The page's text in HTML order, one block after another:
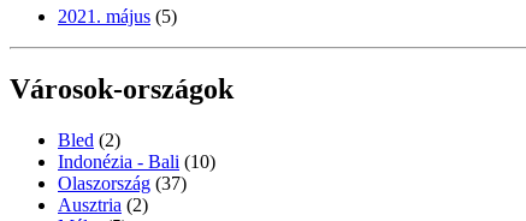
2021. május (5)
Városok-országok
Bled (2)
Indonézia - Bali (10)
Olaszország (37)
Ausztria (2)